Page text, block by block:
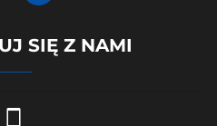
SIĘ Z NAMI